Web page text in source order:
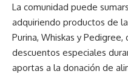
La comunidad puede
adquiriendo productos de
Purina, Whiskas y
descuentos especiales
aportas a la donación de